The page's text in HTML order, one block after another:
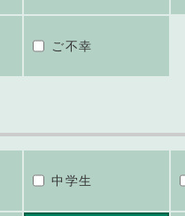
ご不幸
中学生